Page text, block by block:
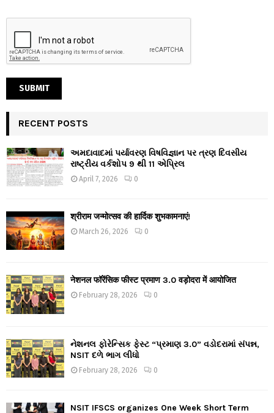
RECENT POSTS
અમદાવાદમાં પર્યાવરણ વિષવિજ્ઞાન પર ત્રણ દિવસીય
રાષ્ટ્રીય વર્કશોપ 9 થી 11 એપ્રિલ
April 7, 2026 0
श्रीराम जन्मोत्सव की हार्दिक शुभकामनाएं!
March 26, 2026 0
नेशनल फॉरेंसिक फीस्ट प्रमाण 3.0 वड़ोदरा में आयोजित
February 28, 2026 0
નેશનલ ફોરેન્સિક ફેસ્ટ “પ્રમાણ 3.0” વડોદરામાં સંપન્ન,
NSIT દળે ભાગ લીધો
February 28, 2026 0
NSIT IFSCS organizes One Week Short Term